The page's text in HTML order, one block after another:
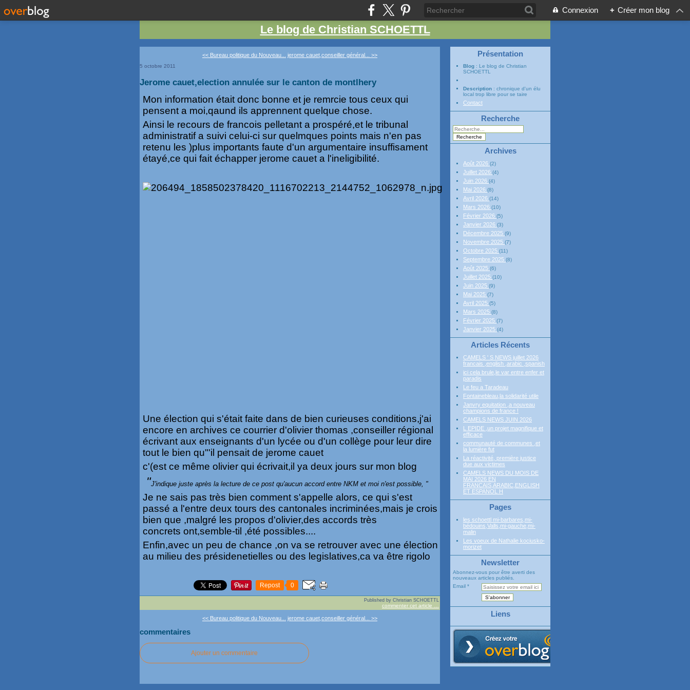
Connexion + Créer mon blog
Le blog de Christian SCHOETTL
<< Bureau politique du Nouveau... jerome cauet,conseiller général... >>
5 octobre 2011
Jerome cauet,election annulée sur le canton de montlhery
Mon information était donc bonne et je remrcie tous ceux qui
pensent a moi,qaund ils apprennent quelque chose.
Ainsi le recours de francois pelletant a prospéré,et le tribunal
administratif a suivi celui-ci sur quelmques points mais n'en pas
retenu les )plus importants faute d'un argumentaire insuffisament
étayé,ce qui fait échapper jerome cauet a l'ineligibilité.
Une élection qui s'était faite dans de bien curieuses conditions,j'ai
encore en archives ce courrier d'olivier thomas ,conseiller régional
écrivant aux enseignants d'un lycée ou d'un collège pour leur dire
tout le bien qu"'il pensait de jerome cauet
c'(est ce même olivier qui écrivait,il ya deux jours sur mon blog
"J'indique juste après la lecture de ce post qu'aucun accord entre NKM et moi n'est possible, "
Je ne sais pas très bien comment s'appelle alors, ce qui s'est
passé a l'entre deux tours des cantonales incriminées,mais je crois
bien que ,malgré les propos d'olivier,des accords très
concrets ont,semble-til ,été possibles....
Enfin,avec un peu de chance ,on va se retrouver avec une élection
au milieu des présidenetielles ou des legislatives,ca va être rigolo
Repost 0
Published by Christian SCHOETTL
commenter cet article
<< Bureau politique du Nouveau... jerome cauet,conseiller général... >>
commentaires
Ajouter un commentaire
Présentation
Blog : Le blog de Christian
SCHOETTL
Description : chronique d'un élu
local trop libre pour se taire
Contact
Recherche
Archives
Août 2026 (2)
Juillet 2026 (4)
Juin 2026 (4)
Mai 2026 (8)
Avril 2026 (14)
Mars 2026 (10)
Février 2026 (5)
Janvier 2026 (3)
Décembre 2025 (9)
Novembre 2025 (7)
Octobre 2025 (11)
Septembre 2025 (8)
Août 2025 (6)
Juillet 2025 (10)
Juin 2025 (9)
Mai 2025 (7)
Avril 2025 (5)
Mars 2025 (8)
Février 2025 (7)
Janvier 2025 (4)
Articles Récents
CAMELS ' S NEWS juillet 2026
francais ,english ,arabic ,spanish
ici cela brule,le var entre enfer et
paradis
Le feu a Taradeau
Fontainebleau,la solidarité utile
Janvry equitation ,a nouveau
champions de france !
CAMELS NEWS JUIN 2026
L EPIDE ,un projet magnifique et
efficace
communauté de communes ,et
la lumière fut
La réactivité, première justice
due aux victimes
CAMELS NEWS DU MOIS DE
MAI 2026 EN
FRANCAIS,ARABIC,ENGLISH
ET ESPANOL H
Pages
les schoettl mi-barbares,mi-
bédouins,Valls,mi-gauche,mi-
malin
Les voeux de Nathalie kociusko-
morizet
Newsletter
Abonnez-vous pour être averti des
nouveaux articles publiés.
Email
Liens